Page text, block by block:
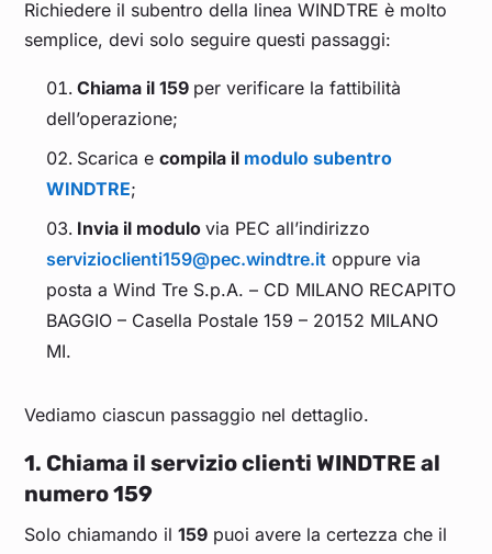
Richiedere il subentro della linea WINDTRE è molto
semplice, devi solo seguire questi passaggi:
Chiama il 159 per verificare la fattibilità
dell’operazione;
Scarica ecompila il modulo subentro
WINDTRE;
Invia il modulovia PEC all’indirizzo
servizioclienti159@pec.windtre.it oppure via
posta a Wind Tre S.p.A. – CD MILANO RECAPITO
BAGGIO – Casella Postale 159 – 20152 MILANO
MI.
Vediamo ciascun passaggio nel dettaglio.
1. Chiama il servizio clienti WINDTRE al
numero 159
Solo chiamando il159 puoi avere la certezza che il